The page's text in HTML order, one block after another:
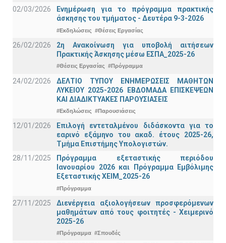
02/03/2026
Ενημέρωση για το πρόγραμμα πρακτικής
άσκησης του τμήματος - Δευτέρα 9-3-2026
#Εκδηλώσεις #Θέσεις Εργασίας
26/02/2026
2η Ανακοίνωση για υποβολή αιτήσεων
Πρακτικής Άσκησης μέσω ΕΣΠΑ_2025-26
#Θέσεις Εργασίας #Πρόγραμμα
24/02/2026
ΔΕΛΤΙΟ ΤΥΠΟΥ ΕΝΗΜΕΡΩΣΕΙΣ ΜΑΘΗΤΩΝ
ΛΥΚΕΙΟΥ 2025-2026 ΕΒΔΟΜΑΔΑ ΕΠΙΣΚΕΨΕΩΝ
ΚΑΙ ΔΙΑΔΙΚΤΥΑΚΕΣ ΠΑΡΟΥΣΙΑΣΕΙΣ
#Εκδηλώσεις #Παρουσιάσεις
12/01/2026
Επιλογή εντεταλμένου διδάσκοντα για το
εαρινό εξάμηνο του ακαδ. έτους 2025-26,
Τμήμα Επιστήμης Υπολογιστών.
28/11/2025
Πρόγραμμα εξεταστικής περιόδου
Ιανουαρίου 2026 και Πρόγραμμα Εμβόλιμης
Εξεταστικής ΧΕΙΜ_2025-26
#Πρόγραμμα
27/11/2025
Διενέργεια αξιολογήσεων προσφερόμενων
μαθημάτων από τους φοιτητές - Χειμερινό
2025-26
#Πρόγραμμα #Σπουδές